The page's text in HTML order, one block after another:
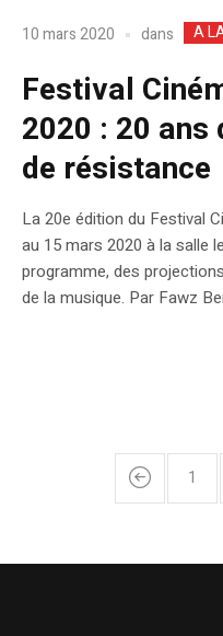
10 mars 2020 dans A
Festival
2020 : 20
de résistance
La 20e édition du Festival
au 15 mars 2020 à la salle
programme, des
de la musique. Par Fawz
1